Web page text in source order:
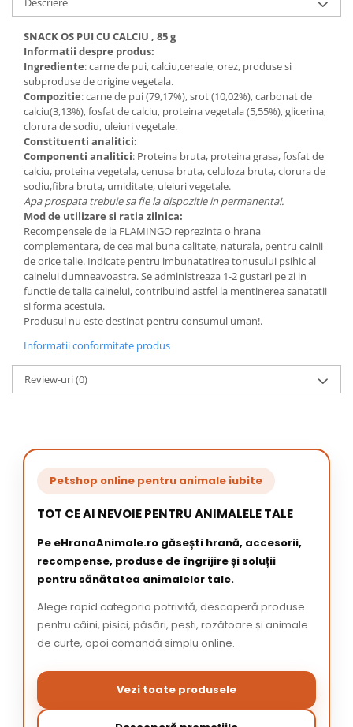
SNACK OS PUI CU CALCIU , 85 g
Informatii despre produs:
Ingrediente: carne de pui, calciu,cereale, orez, produse si
subproduse de origine vegetala.
Compozitie: carne de pui (79,17%), srot (10,02%), carbonat de
calciu(3,13%), fosfat de calciu, proteina vegetala (5,55%), glicerina,
clorura de sodiu, uleiuri vegetale.
Constituenti analitici:
Componenti analitici: Proteina bruta, proteina grasa, fosfat de
calciu, proteina vegetala, cenusa bruta, celuloza bruta, clorura de
sodiu,fibra bruta, umiditate, uleiuri vegetale.
Apa prospata trebuie sa fie la dispozitie in permanenta!.
Mod de utilizare si ratia zilnica:
Recompensele de la FLAMINGO reprezinta o hrana
complementara, de cea mai buna calitate, naturala, pentru cainii
de orice talie. Indicate pentru imbunatatirea tonusului psihic al
cainelui dumneavoastra. Se administreaza 1-2 gustari pe zi in
functie de talia cainelui, contribuind astfel la mentinerea sanatatii
si forma acestuia.
Produsul nu este destinat pentru consumul uman!.
Informatii conformitate produs
Review-uri(0)
Petshop online pentru animale iubite
TOT CE AI NEVOIE PENTRU ANIMALELE TALE
Pe eHranaAnimale.ro găsești hrană, accesorii,
recompense, produse de îngrijire și soluții
pentru sănătatea animalelor tale.
Alege rapid categoria potrivită, descoperă produse
pentru câini, pisici, păsări, pești, rozătoare și animale
de curte, apoi comandă simplu online.
Vezi toate produsele